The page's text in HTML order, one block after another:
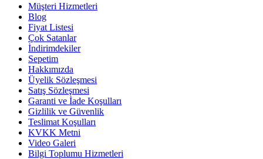
Müşteri Hizmetleri
Blog
Fiyat Listesi
Çok Satanlar
İndirimdekiler
Sepetim
Hakkımızda
Üyelik Sözleşmesi
Satış Sözleşmesi
Garanti ve İade Koşulları
Gizlilik ve Güvenlik
Teslimat Koşulları
KVKK Metni
Video Galeri
Bilgi Toplumu Hizmetleri